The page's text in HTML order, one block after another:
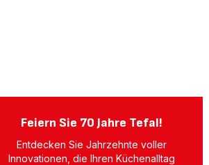
Feiern Sie 70 Jahre Tefal!
Entdecken Sie Jahrzehnte voller
Innovationen, die Ihren Küchenalltag